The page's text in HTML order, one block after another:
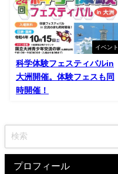
イベント
科学体験フェスティバルin
大洲開催。体験フェスも同
時開催！
プロフィール